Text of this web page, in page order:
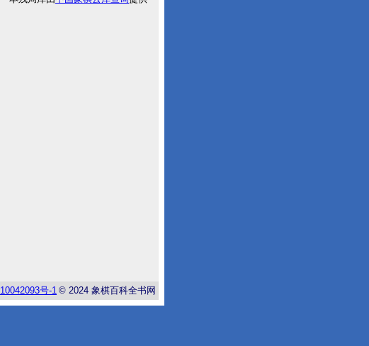
10042093号-1 © 2024 象棋百科全书网